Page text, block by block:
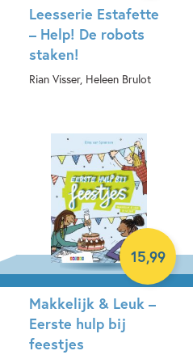
Leesserie Estafette
– Help! De robots
staken!
Rian Visser, Heleen Brulot
Makkelijk & Leuk –
Eerste hulp bij
feestjes
15,99